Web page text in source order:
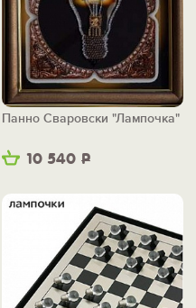
10 540 Р
Панно Сваровски "Лампочка"